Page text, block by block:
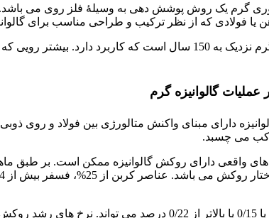
گرم یک روش پوشش دهی به وسیلۀ فلز روی می باشد.
فولادی که از نظر ترکیب و طراحی مناسب برای
گالوانیزه به روش غوطه وری گرم نزدیک به 150
گالوانیزه گرم
دارای مبنای واکنش متالورژی بین فولاد و روی
می چسبد.
دارای روکش گالوانیزه ممکن است. بر طبق